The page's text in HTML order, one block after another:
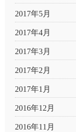
2017年5月
2017年4月
2017年3月
2017年2月
2017年1月
2016年12月
2016年11月